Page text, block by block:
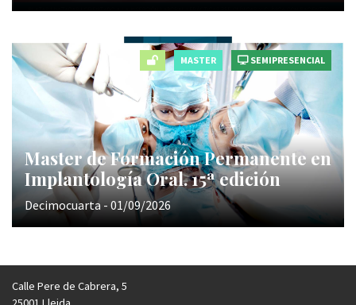
MASTER SEMIPRESENCIAL
Master de Formación Permanente en
Implantología Oral. 15ª edición
Decimocuarta - 01/09/2026
Calle Pere de Cabrera, 5